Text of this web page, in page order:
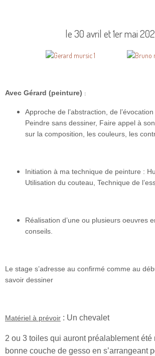
le 30 avril et 1er mai
Avec Gérard (peinture) :
Approche de l’abstraction, de
Peindre sans dessiner, Faire appel à
sur la composition, les couleurs, les
Initiation à ma technique de peinture :
Utilisation du couteau, Technique de
Réalisation d’une ou plusieurs oeuvres
conseils.
Le stage s’adresse au confirmé comme au
savoir dessiner
Matériel à prévoir : Un chevalet
2 ou 3 toiles qui auront préalablement été
bonne couche de gesso en s’arrangeant